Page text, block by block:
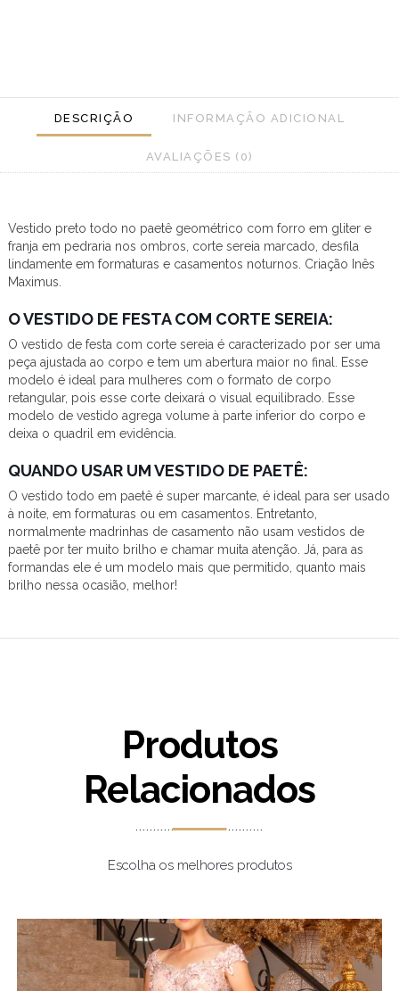
DESCRIÇÃO INFORMAÇÃO ADICIONAL
AVALIAÇÕES (0)
Vestido preto todo no paetê geométrico com forro em gliter e
franja em pedraria nos ombros, corte sereia marcado, desfila
lindamente em formaturas e casamentos noturnos. Criação Inês
Maximus.
O VESTIDO DE FESTA COM CORTE SEREIA:
O vestido de festa com corte sereia é caracterizado por ser uma
peça ajustada ao corpo e tem um abertura maior no final. Esse
modelo é ideal para mulheres com o formato de corpo
retangular, pois esse corte deixará o visual equilibrado. Esse
modelo de vestido agrega volume à parte inferior do corpo e
deixa o quadril em evidência.
QUANDO USAR UM VESTIDO DE PAETÊ:
O vestido todo em paetê é super marcante, é ideal para ser usado
à noite, em formaturas ou em casamentos. Entretanto,
normalmente madrinhas de casamento não usam vestidos de
paetê por ter muito brilho e chamar muita atenção. Já, para as
formandas ele é um modelo mais que permitido, quanto mais
brilho nessa ocasião, melhor!
Produtos
Relacionados
Escolha os melhores produtos